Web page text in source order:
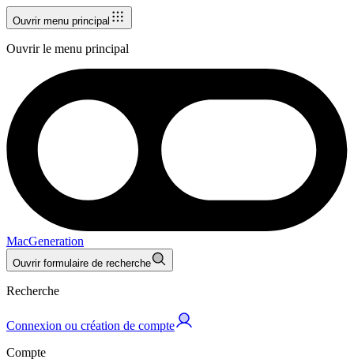
Ouvrir menu principal
Ouvrir le menu principal
MacGeneration
Ouvrir formulaire de recherche
Recherche
Connexion ou création de compte
Compte